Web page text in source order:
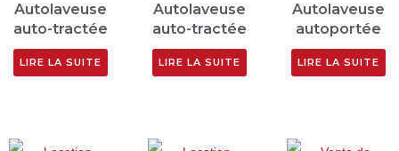
Autolaveuse
auto-tractée
LIRE LA SUITE
Autolaveuse
auto-tractée
LIRE LA SUITE
Autolaveuse
autoportée
LIRE LA SUITE